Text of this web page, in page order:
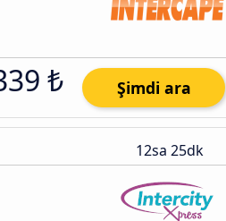
₺ Şimdi ara
12sa 25dk